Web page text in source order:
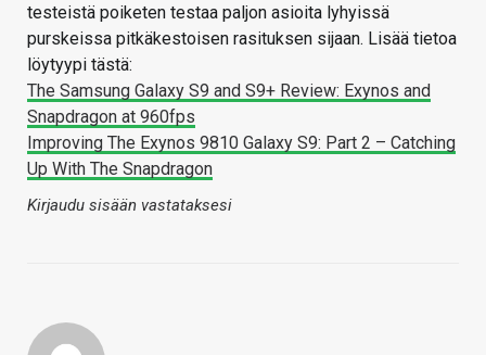
testeistä poiketen testaa paljon asioita lyhyissä
purskeissa pitkäkestoisen rasituksen sijaan. Lisää tietoa
löytyypi tästä:
The Samsung Galaxy S9 and S9+ Review: Exynos and
Snapdragon at 960fps
Improving The Exynos 9810 Galaxy S9: Part 2 – Catching
Up With The Snapdragon
Kirjaudu sisään vastataksesi